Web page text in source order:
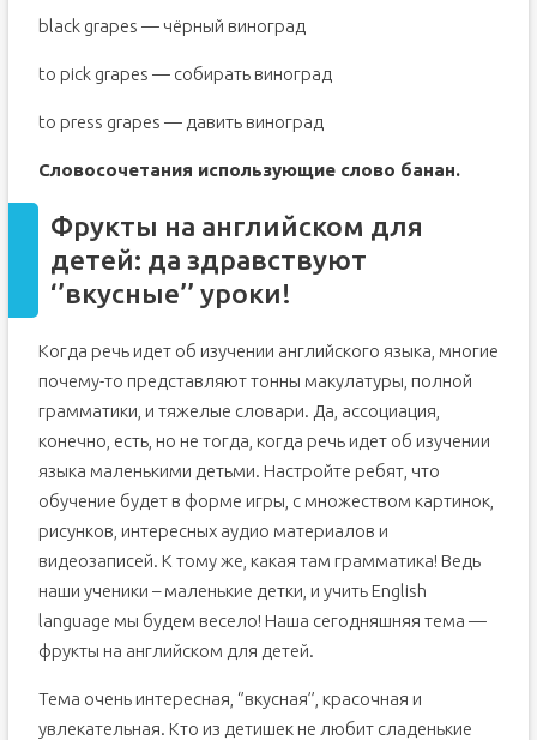
black grapes — чёрный виноград
to pick grapes — собирать виноград
to press grapes — давить виноград
Словосочетания использующие слово банан.
Фрукты на английском для
детей: да здравствуют
‘’вкусные’’ уроки!
Когда речь идет об изучении английского языка, многие
почему-то представляют тонны макулатуры, полной
грамматики, и тяжелые словари. Да, ассоциация,
конечно, есть, но не тогда, когда речь идет об изучении
языка маленькими детьми. Настройте ребят, что
обучение будет в форме игры, с множеством картинок,
рисунков, интересных аудио материалов и
видеозаписей. К тому же, какая там грамматика! Ведь
наши ученики – маленькие детки, и учить English
language мы будем весело! Наша сегодняшняя тема —
фрукты на английском для детей.
Тема очень интересная, ‘’вкусная’’, красочная и
увлекательная. Кто из детишек не любит сладенькие